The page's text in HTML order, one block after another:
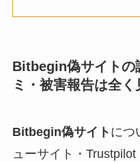
Bitbegin偽サイトの
ミ・被害報告は全
Bitbegin偽サイト につ
ューサイト・